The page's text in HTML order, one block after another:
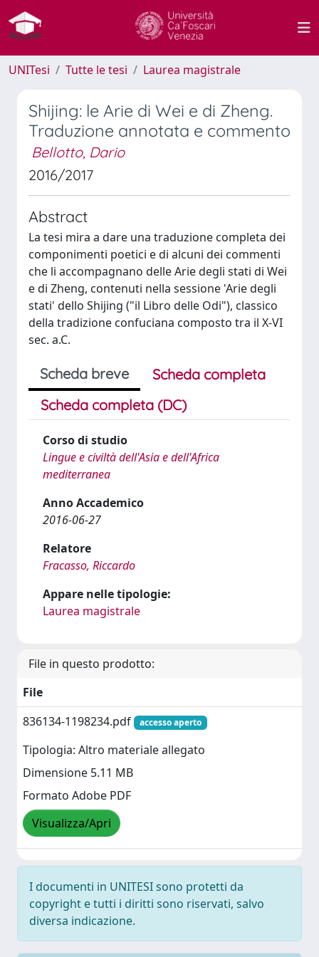
UNITesi Tutte le tesi Laurea magistrale
Shijing: le Arie di Wei e di Zheng.
Traduzione annotata e commento
Bellotto, Dario
2016/2017
Abstract
La tesi mira a dare una traduzione completa dei
componimenti poetici e di alcuni dei commenti
che li accompagnano delle Arie degli stati di Wei
e di Zheng, contenuti nella sessione 'Arie degli
stati' dello Shijing ("il Libro delle Odi"), classico
della tradizione confuciana composto tra il X-VI
sec. a.C.
Scheda breve
Scheda completa
Scheda completa (DC)
Corso di studio
Lingue e civiltà dell'Asia e dell'Africa
mediterranea
Anno Accademico
2016-06-27
Relatore
Fracasso, Riccardo
Appare nelle tipologie:
Laurea magistrale
File in questo prodotto:
File
836134-1198234.pdf
accesso aperto
Tipologia: Altro materiale allegato
Dimensione 5.11 MB
Formato Adobe PDF
Visualizza/Apri
I documenti in UNITESI sono protetti da
copyright e tutti i diritti sono riservati, salvo
diversa indicazione.